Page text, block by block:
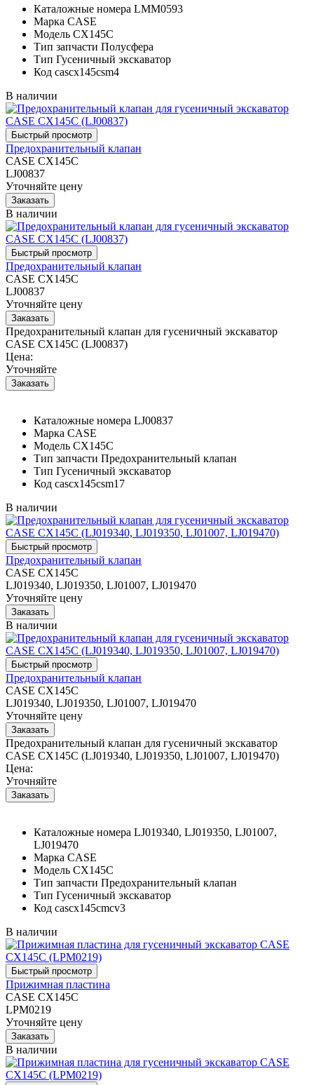
Каталожные номера LMM0593
Марка CASE
Модель CX145C
Тип запчасти Полусфера
Тип Гусеничный экскаватор
Код cascx145csm4
В наличии
Предохранительный клапан
CASE CX145C
LJ00837
Уточняйте цену
В наличии
Предохранительный клапан
CASE CX145C
LJ00837
Уточняйте цену
Предохранительный клапан для гусеничный экскаватор
CASE CX145C (LJ00837)
Цена:
Уточняйте
Каталожные номера LJ00837
Марка CASE
Модель CX145C
Тип запчасти Предохранительный клапан
Тип Гусеничный экскаватор
Код cascx145csm17
В наличии
Предохранительный клапан
CASE CX145C
LJ019340, LJ019350, LJ01007, LJ019470
Уточняйте цену
В наличии
Предохранительный клапан
CASE CX145C
LJ019340, LJ019350, LJ01007, LJ019470
Уточняйте цену
Предохранительный клапан для гусеничный экскаватор
CASE CX145C (LJ019340, LJ019350, LJ01007, LJ019470)
Цена:
Уточняйте
Каталожные номера LJ019340, LJ019350, LJ01007,
LJ019470
Марка CASE
Модель CX145C
Тип запчасти Предохранительный клапан
Тип Гусеничный экскаватор
Код cascx145cmcv3
В наличии
Прижимная пластина
CASE CX145C
LPM0219
Уточняйте цену
В наличии